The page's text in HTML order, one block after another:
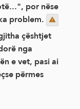
por nëse
problem.
çështjet
nga
e vet, pasi ai
përmes